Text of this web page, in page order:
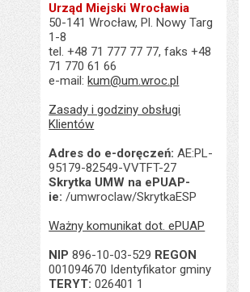
Urząd Miejski Wrocławia
50-141 Wrocław, Pl. Nowy Targ
1-8
tel. +48 71 777 77 77, faks +48
71 770 61 66
e-mail:kum@um.wroc.pl
Zasady i godziny obsługi
Klientów
Adres do e-doręczeń: AE:PL-
95179-82549-VVTFT-27
Skrytka UMW na ePUAP-
ie: /umwroclaw/SkrytkaESP
Ważny komunikat dot. ePUAP
NIP 896-10-03-529 REGON
001094670 Identyfikator gminy
TERYT: 026401 1